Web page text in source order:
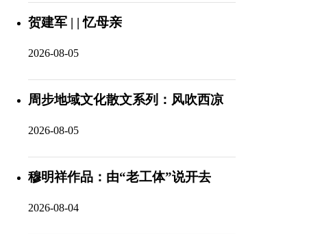
贺建军 | | 忆母亲
2026-08-05
周步地域文化散文系列：风吹西凉
2026-08-05
穆明祥作品：由“老工体”说开去
2026-08-04